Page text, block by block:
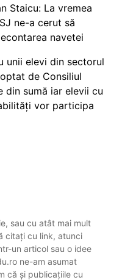
Staicu: La vremea
ne-a cerut să
navetei
unii elevi din sectorul
de Consiliul
din sumă iar elevii cu
vor participa
sau cu atât mai mult
citați cu link, atunci
un articol sau o idee
ne-am asumat
că și publicațiile cu